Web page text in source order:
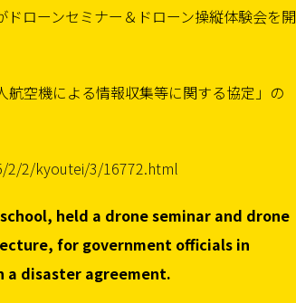
ローンセミナー＆ドローン操縦体験会を開
空機による情報収集等に関する協定」の
2/2/kyoutei/3/16772.html
held a drone seminar and drone
for government officials in
a disaster agreement.